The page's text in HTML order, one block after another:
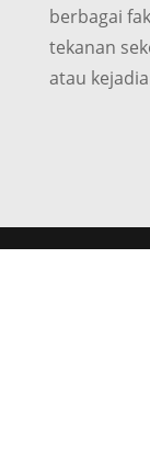
berbagai
tekanan
atau